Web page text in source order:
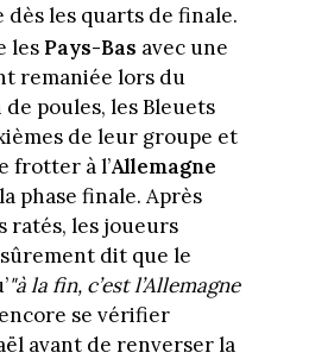
les quarts de finale.
les Pays-Bas avec une
remaniée lors du
poules, les Bleuets
de leur groupe et
frotter à l’Allemagne
phase finale. Après
ratés, les joueurs
dit que le
"à la fin, c’est l’Allemagne
se vérifier
avant de renverser la